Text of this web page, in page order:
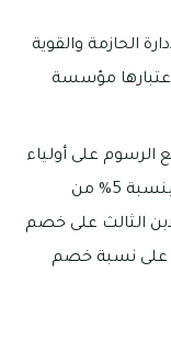
الحازمة والقوية
مؤسسة
على أولياء
الأمور، إذ يحصل الابن الثاني على خصم بنسبة 5% من
الثالث على خصم
يحصل على نسبة خصم